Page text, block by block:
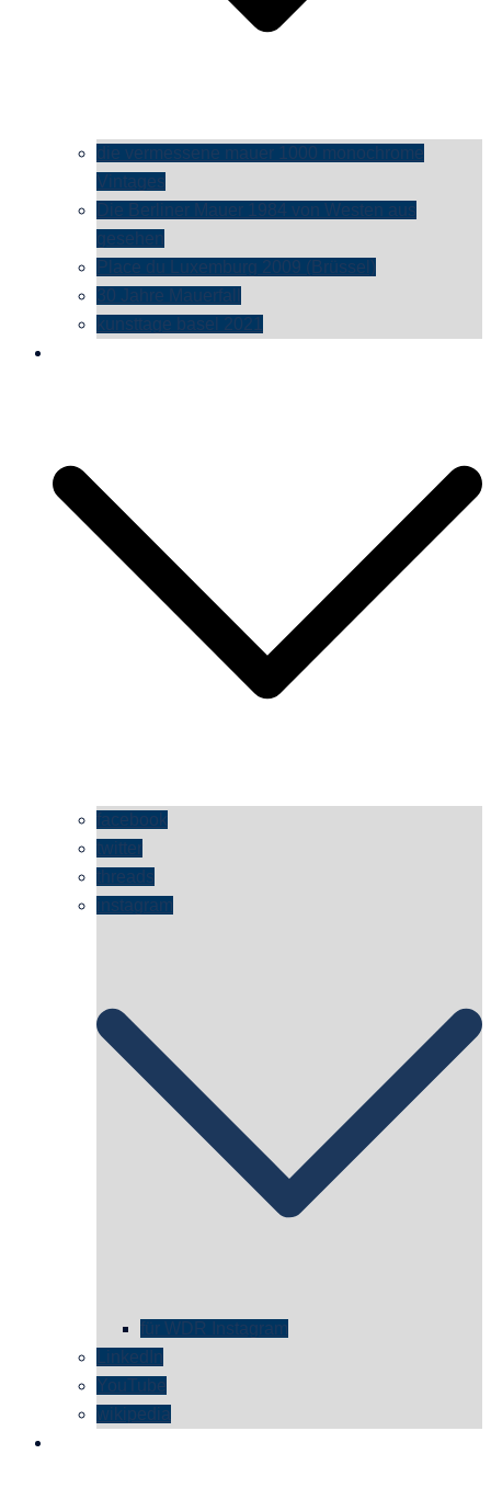
die vermessene mauer 1000 monochrome
Vintages
Die Berliner Mauer 1984 von Westen aus
gesehen
Place du Luxemburg 2009 (Brüssel)
30 Jahre Mauerfall
kunsttage basel 2021
facebook
twitter
threads
instagram
für WDR Instagram
LinkedIn
YouTube
wikipedia